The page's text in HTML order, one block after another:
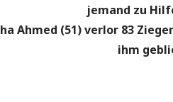
jemand zu
Ahmed (51) verlor 83
ihm